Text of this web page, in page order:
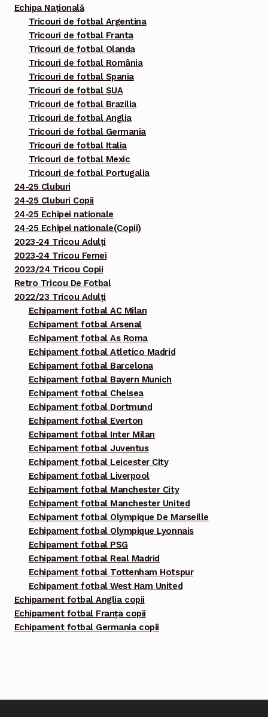
Echipa Națională
Tricouri de fotbal Argentina
Tricouri de fotbal Franta
Tricouri de fotbal Olanda
Tricouri de fotbal România
Tricouri de fotbal Spania
Tricouri de fotbal SUA
Tricouri de fotbal Brazilia
Tricouri de fotbal Anglia
Tricouri de fotbal Germania
Tricouri de fotbal Italia
Tricouri de fotbal Mexic
Tricouri de fotbal Portugalia
24-25 Cluburi
24-25 Cluburi Copii
24-25 Echipei nationale
24-25 Echipei nationale(Copii)
2023-24 Tricou Adulți
2023-24 Tricou Femei
2023/24 Tricou Copii
Retro Tricou De Fotbal
2022/23 Tricou Adulți
Echipament fotbal AC Milan
Echipament fotbal Arsenal
Echipament fotbal As Roma
Echipament fotbal Atletico Madrid
Echipament fotbal Barcelona
Echipament fotbal Bayern Munich
Echipament fotbal Chelsea
Echipament fotbal Dortmund
Echipament fotbal Everton
Echipament fotbal Inter Milan
Echipament fotbal Juventus
Echipament fotbal Leicester City
Echipament fotbal Liverpool
Echipament fotbal Manchester City
Echipament fotbal Manchester United
Echipament fotbal Olympique De Marseille
Echipament fotbal Olympique Lyonnais
Echipament fotbal PSG
Echipament fotbal Real Madrid
Echipament fotbal Tottenham Hotspur
Echipament fotbal West Ham United
Echipament fotbal Anglia copii
Echipament fotbal Franța copii
Echipament fotbal Germania copii